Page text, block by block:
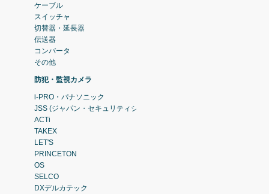
ケーブル
スイッチャ
切替器・延長器
伝送器
コンバータ
その他
防犯・監視カメラ
i-PRO・パナソニック
JSS (ジャパン・セキュリティシステム)
ACTi
TAKEX
LET'S
PRINCETON
OS
SELCO
DXデルカテック